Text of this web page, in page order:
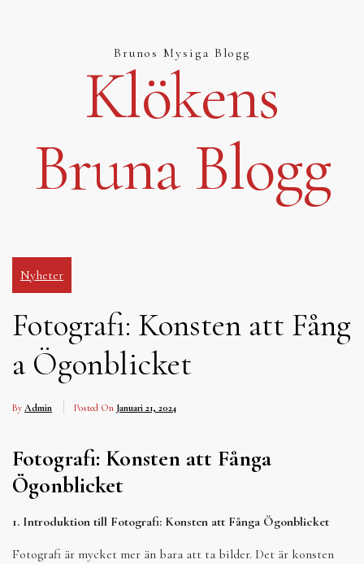
Brunos Mysiga Blogg
Klökens
Bruna Blogg
Nyheter
Fotografi: Konsten att Fång
a Ögonblicket
By Admin Posted On Januari 21, 2024
Fotografi: Konsten att Fånga
Ögonblicket
1. Introduktion till Fotografi: Konsten att Fånga Ögonblicket
Fotografi är mycket mer än bara att ta bilder. Det är konsten